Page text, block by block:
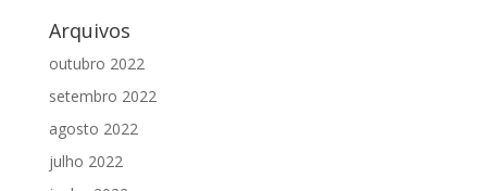
Arquivos
outubro 2022
setembro 2022
agosto 2022
julho 2022